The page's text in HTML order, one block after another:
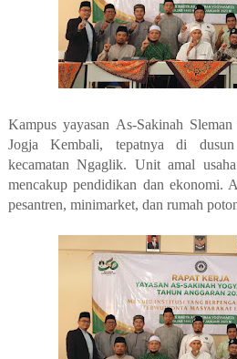
Kampus yayasan As-Sakinah
Jogja Kembali, tepatnya di
kecamatan Ngaglik. Unit amal
mencakup pendidikan dan
pesantren, minimarket, dan rumah